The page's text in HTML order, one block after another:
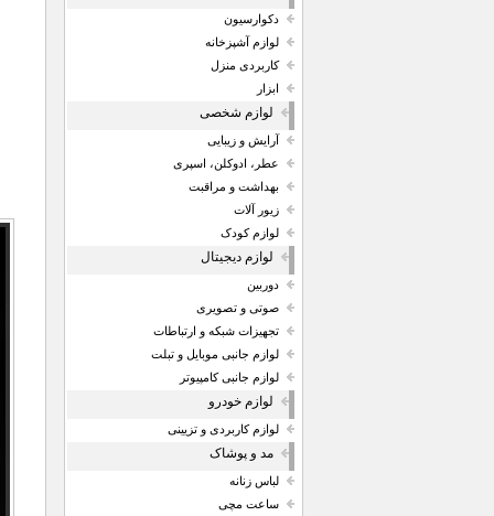
دکوارسیون
لوازم آشپزخانه
کاربردی منزل
ابزار
لوازم شخصی
آرایش و زیبایی
عطر، ادوکلن، اسپری
بهداشت و مراقبت
زیور آلات
لوازم کودک
لوازم دیجیتال
دوربین
صوتی و تصویری
تجهیزات شبکه و ارتباطات
لوازم جانبی موبایل و تبلت
لوازم جانبی کامپیوتر
لوازم خودرو
لوازم کاربردی و تزیینی
مد و پوشاک
لباس زنانه
ساعت مچی